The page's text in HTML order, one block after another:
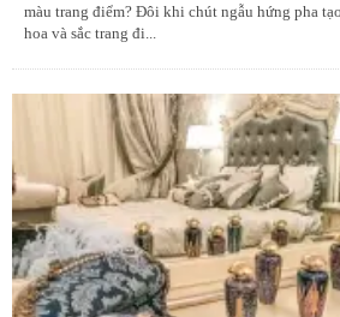
màu trang điểm? Đôi khi chút ngẫu hứng pha
hoa và sắc trang đi